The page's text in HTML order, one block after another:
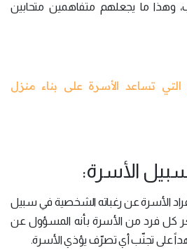
وهذا ما يجعلهم متفاهمين متحابين
التي تساعد الأسرة على بناء منزل
الأسرة عن رغباته الشخصية في سبيل
كل فرد من الأسرة بأنه المسؤول عن
على تجنّب أي تصرّف يؤذي الأسرة.